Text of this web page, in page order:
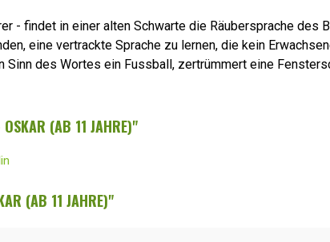
- findet in einer alten Schwarte die Räubersprache des
eine vertrackte Sprache zu lernen, die kein
des Wortes ein Fussball, zertrümmert eine
OSKAR (AB 11 JAHRE)"
(AB 11 JAHRE)"